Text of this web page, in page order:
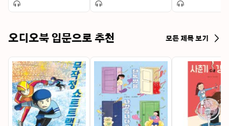
para adaptarte a los
오디오북 입문으로 추천 모든 제목 보기